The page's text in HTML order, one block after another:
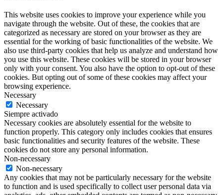
This website uses cookies to improve your experience while you
navigate through the website. Out of these, the cookies that are
categorized as necessary are stored on your browser as they are
essential for the working of basic functionalities of the website. We
also use third-party cookies that help us analyze and understand how
you use this website. These cookies will be stored in your browser
only with your consent. You also have the option to opt-out of these
cookies. But opting out of some of these cookies may affect your
browsing experience.
Necessary
Necessary
Siempre activado
Necessary cookies are absolutely essential for the website to
function properly. This category only includes cookies that ensures
basic functionalities and security features of the website. These
cookies do not store any personal information.
Non-necessary
Non-necessary
Any cookies that may not be particularly necessary for the website
to function and is used specifically to collect user personal data via